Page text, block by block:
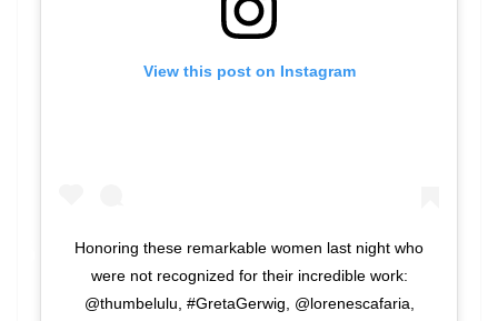
View this post on Instagram
Honoring these remarkable women last night who
were not recognized for their incredible work:
@thumbelulu, #GretaGerwig, @lorenescafaria,